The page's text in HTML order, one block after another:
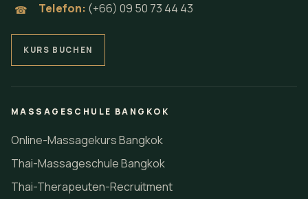
☎ Telefon: (+66) 09 50 73 44 43
KURS BUCHEN
MASSAGESCHULE BANGKOK
Online-Massagekurs Bangkok
Thai-Massageschule Bangkok
Thai-Therapeuten-Recruitment